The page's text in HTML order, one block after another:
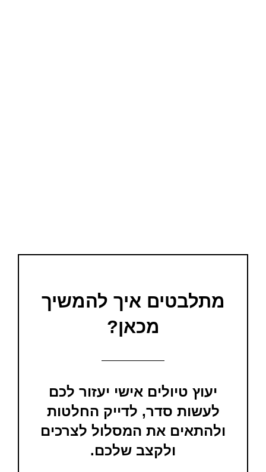
מתלבטים איך להמשיך
מכאן?
יעוץ טיולים אישי יעזור לכם
לעשות סדר, לדייק החלטות
ולהתאים את המסלול לצרכים
ולקצב שלכם.